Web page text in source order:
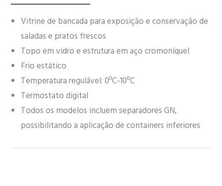
Vitrine de bancada para exposição e conservação de
saladas e pratos frescos
Topo em vidro e estrutura em aço cromoníquel
Frio estático
Temperatura regulável: 0ºC-10ºC
Termostato digital
Todos os modelos incluem separadores GN,
possibilitando a aplicação de containers inferiores